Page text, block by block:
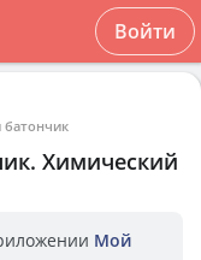
Войти
. Химический
Мой